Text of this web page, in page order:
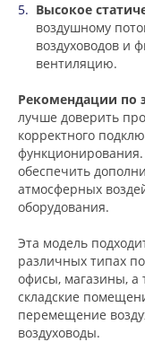
Высокое
воздушному
воздуховодов и
вентиляцию.
Рекомендации по
лучше доверить
корректного
обеспечить
атмосферных
оборудования.
Эта модель
различных типах
офисы, магазины, а
складские
перемещение
воздуховоды.